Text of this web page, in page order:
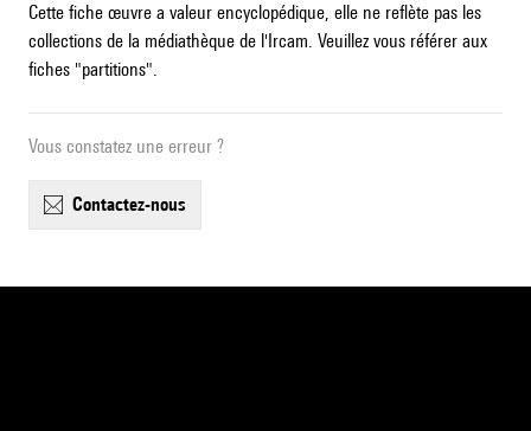
Cette fiche œuvre a valeur encyclopédique, elle ne reflète pas les
collections de la médiathèque de l'Ircam. Veuillez vous référer aux
fiches "partitions".
Vous constatez une erreur ?
contactez-nous